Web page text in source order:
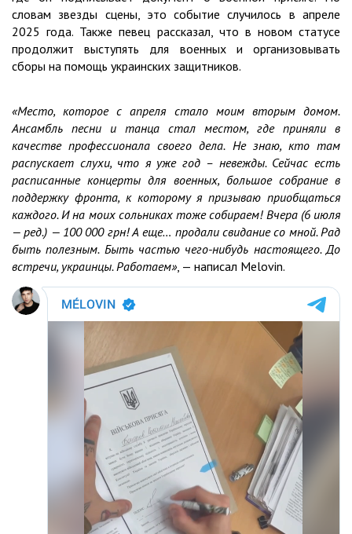
словам звезды сцены, это событие случилось в апреле
2025 года. Также певец рассказал, что в новом статусе
продолжит выступять для военных и организовывать
сборы на помощь украинских защитников.
«Место, которое с апреля стало моим вторым домом.
Ансамбль песни и танца стал местом, где приняли в
качестве профессионала своего дела. Не знаю, кто там
распускает слухи, что я уже год – невежды. Сейчас есть
расписанные концерты для военных, большое собрание в
поддержку фронта, к которому я призываю приобщаться
каждого. И на моих сольниках тоже собираем! Вчера (6 июля
— ред.) — 100 000 грн! А еще… продали свидание со мной. Рад
быть полезным. Быть частью чего-нибудь настоящего. До
встречи, украинцы. Работаем», — написал Melovin.